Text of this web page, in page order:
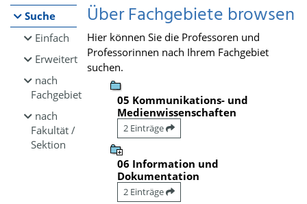
Suche
Einfach
Erweitert
nach
Fachgebiet
nach
Fakultät /
Sektion
Über Fachgebiete browsen
Hier können Sie die Professoren und
Professorinnen nach Ihrem Fachgebiet
suchen.
05 Kommunikations- und
Medienwissenschaften
2 Einträge
06 Information und
Dokumentation
2 Einträge